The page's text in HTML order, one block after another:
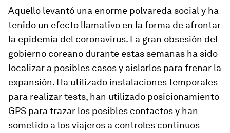
Aquello levantó una enorme polvareda social y ha
tenido un efecto llamativo en la forma de afrontar
la epidemia del coronavirus. La gran obsesión del
gobierno coreano durante estas semanas ha sido
localizar a posibles casos y aislarlos para frenar la
expansión. Ha utilizado instalaciones temporales
para realizar tests, han utilizado posicionamiento
GPS para trazar los posibles contactos y han
sometido a los viajeros a controles continuos